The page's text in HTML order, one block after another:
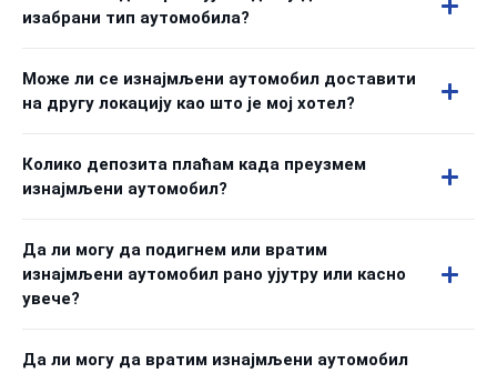
изабрани тип аутомобила?
Може ли се изнајмљени аутомобил доставити
на другу локацију као што је мој хотел?
Колико депозита плаћам када преузмем
изнајмљени аутомобил?
Да ли могу да подигнем или вратим
изнајмљени аутомобил рано ујутру или касно
увече?
Да ли могу да вратим изнајмљени аутомобил